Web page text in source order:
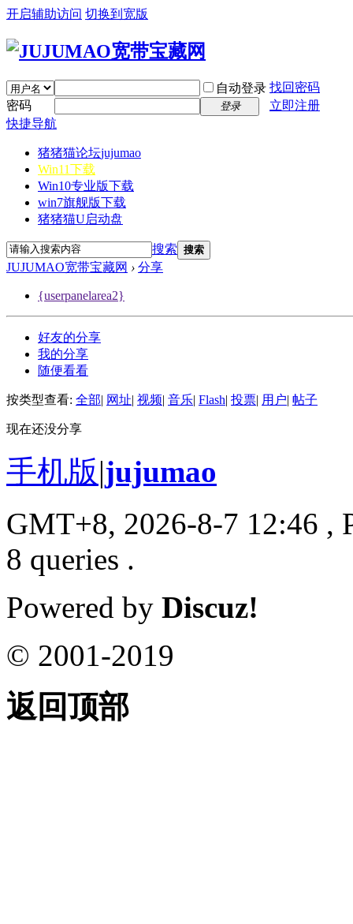
开启辅助访问 切换到宽版
自动登录 找回密码
密码
登录
立即注册
快捷导航
猪猪猫论坛jujumao
Win11下载
Win10专业版下载
win7旗舰版下载
猪猪猫U启动盘
搜索 搜索
JUJUMAO宽带宝藏网 › 分享
{userpanelarea2}
好友的分享
我的分享
随便看看
按类型查看: 全部| 网址| 视频| 音乐| Flash| 投票| 用户| 帖子
现在还没分享
手机版|jujumao
GMT+8, 2026-8-7 12:46 ,
8 queries .
Powered by Discuz!
© 2001-2019
返回顶部